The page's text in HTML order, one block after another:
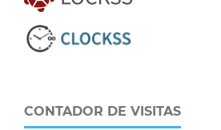
CONTADOR DE VISITAS